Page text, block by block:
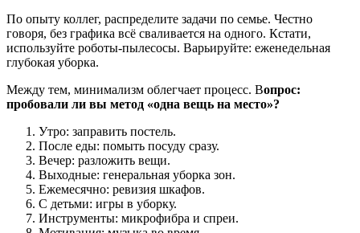
По опыту коллег, распределите задачи по семье. Честно
говоря, без графика всё сваливается на одного. Кстати,
используйте роботы-пылесосы. Варьируйте: еженедельная
глубокая уборка.
Между тем, минимализм облегчает процесс. Вопрос:
пробовали ли вы метод «одна вещь на место»?
Утро: заправить постель.
После еды: помыть посуду сразу.
Вечер: разложить вещи.
Выходные: генеральная уборка зон.
Ежемесячно: ревизия шкафов.
С детьми: игры в уборку.
Инструменты: микрофибра и спреи.